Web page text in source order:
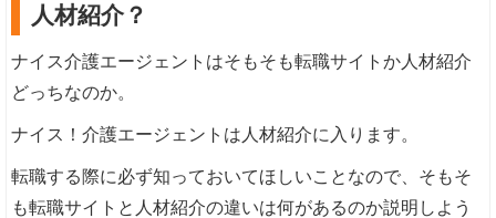
人材紹介？
ナイス介護エージェントはそもそも転職サイトか人材紹介
どっちなのか。
ナイス！介護エージェントは人材紹介に入ります。
転職する際に必ず知っておいてほしいことなので、そもそ
も転職サイトと人材紹介の違いは何があるのか説明しよう